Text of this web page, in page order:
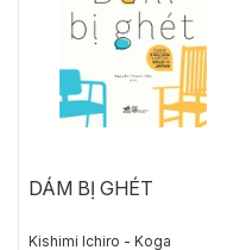
DÁM BỊ GHÉT
Kishimi lchiro - Koga